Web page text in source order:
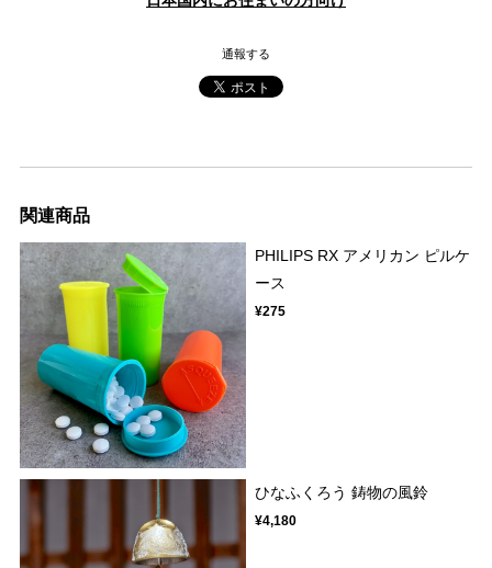
通報する
関連商品
PHILIPS RX アメリカン ピルケ
ース
¥275
ひなふくろう 鋳物の風鈴
¥4,180